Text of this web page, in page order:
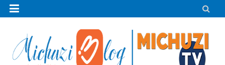
 